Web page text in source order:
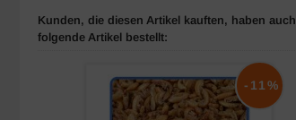
Kunden, die diesen Artikel kauften, haben auch
folgende Artikel bestellt:
-11%